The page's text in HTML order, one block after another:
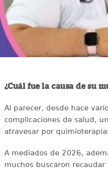
¿Cuál fue la causa de su
Al parecer, desde hace
complicaciones de salud,
atravesar por
A mediados de 2026,
muchos buscaron recaudar